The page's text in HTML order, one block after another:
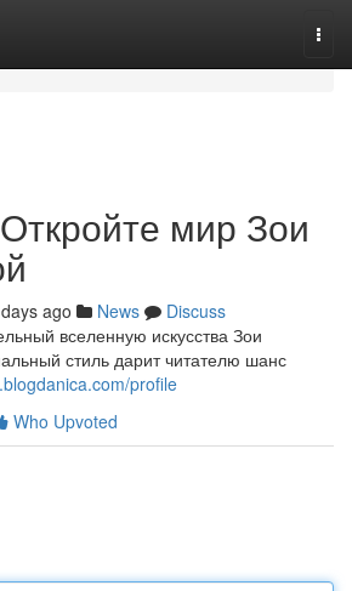
мир Зои
ago News
Discuss
вселенную искусства Зои
стиль дарит читателю шанс
profile
Who Upvoted